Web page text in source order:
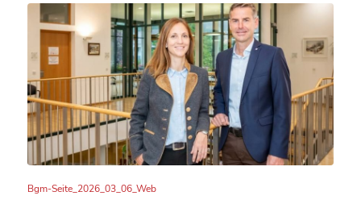
Bgm-Seite_2026_03_06_Web